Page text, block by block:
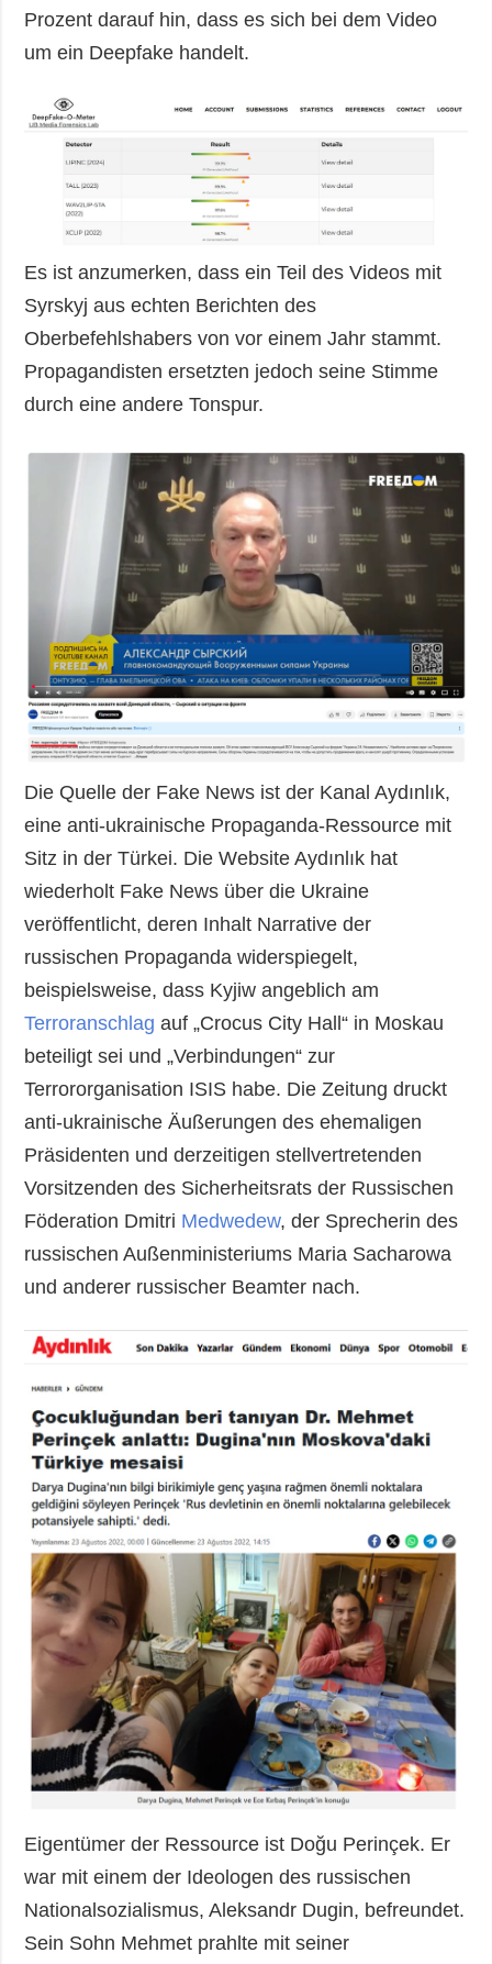
Prozent darauf hin, dass es sich bei dem Video
um ein Deepfake handelt.
Es ist anzumerken, dass ein Teil des Videos mit
Syrskyj aus echten Berichten des
Oberbefehlshabers von vor einem Jahr stammt.
Propagandisten ersetzten jedoch seine Stimme
durch eine andere Tonspur.
Die Quelle der Fake News ist der Kanal Aydınlık,
eine anti-ukrainische Propaganda-Ressource mit
Sitz in der Türkei. Die Website Aydınlık hat
wiederholt Fake News über die Ukraine
veröffentlicht, deren Inhalt Narrative der
russischen Propaganda widerspiegelt,
beispielsweise, dass Kyjiw angeblich am
Terroranschlag auf „Crocus City Hall“ in Moskau
beteiligt sei und „Verbindungen“ zur
Terrororganisation ISIS habe. Die Zeitung druckt
anti-ukrainische Äußerungen des ehemaligen
Präsidenten und derzeitigen stellvertretenden
Vorsitzenden des Sicherheitsrats der Russischen
Föderation Dmitri Medwedew, der Sprecherin des
russischen Außenministeriums Maria Sacharowa
und anderer russischer Beamter nach.
Eigentümer der Ressource ist Doğu Perinçek. Er
war mit einem der Ideologen des russischen
Nationalsozialismus, Aleksandr Dugin, befreundet.
Sein Sohn Mehmet prahlte mit seiner